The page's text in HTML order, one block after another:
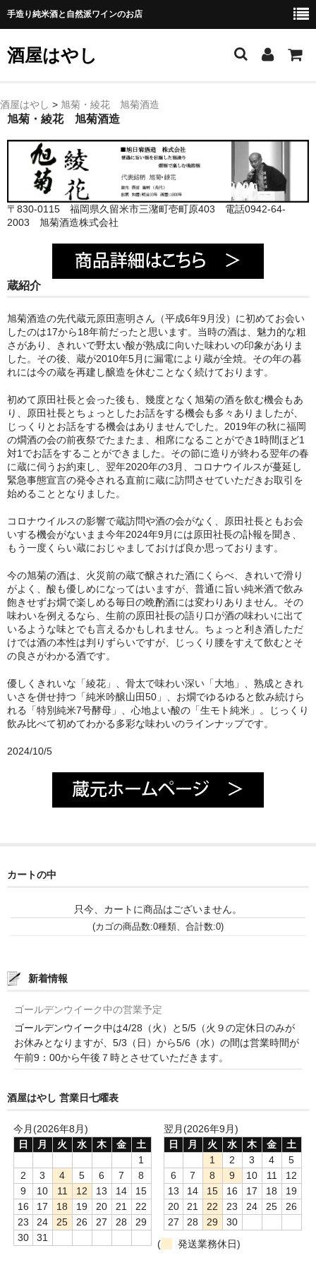
手造り純米酒と自然派ワインのお店
酒屋はやし
ホーム
純 米 酒
よえもん 川村酒造店（岩手県花巻市）
田从･月下の舞 舞鶴酒造（秋田県横手市）
綿屋 金の井酒造（宮城県栗原市）
大七 大七酒造（福島県二本松市）
神亀 神亀酒造（埼玉県蓮田市）
隆・丹沢山 川西屋酒造店（神奈川県足柄上郡）
長珍 長珍酒造（愛知県津島市）
天遊琳・伊勢の白酒 タカハシ酒造（三重県四日市市）
るみ子の酒・英・妙の華 森喜酒造（三重県伊賀市）
大治郎・喜量能 畑酒造（滋賀県東近江市）
秋鹿・奥鹿 秋鹿酒造（大阪府豊能郡能勢町）
睡龍・生もとのどぶ 久保本家酒造（奈良県宇陀市）
竹泉 田治米（兵庫県朝来市）
奥播磨 下村酒造店（兵庫県姫路市安富町）
諏訪泉 諏訪酒造（鳥取県八頭郡智頭町）
悦凱陣 丸尾本店（香川県琴平市）
旭菊・綾花 旭菊酒造（福岡県久留米市）
本 格 焼 酎
小鹿 小鹿酒造（鹿児島県鹿屋市)
鉄輪 瑞鷹（熊本県熊本市）
自 然 派 ワ イ ン
Valerie Frison（ｳﾞｧﾚﾘｰ･ﾌﾘｿﾞﾝ）
France Bourgogone/ﾌﾗﾝｽ･ﾌﾞﾙｺﾞｰﾆｭ
Philippe Jambon（ﾌｨﾘｯﾌﾟ･ｼﾞｬﾝﾎﾞﾝ）
Roblet Monnot（ﾛﾌﾞﾚ･ﾓﾉ）
France Cotes du Rhone /ﾌﾗﾝｽ･ｺｰﾄ･ﾃﾞｭ･ﾛｰﾇ
Les Vignerons d’Estezargues（ｴｽﾃｻﾞﾙｸﾞ協同組合）
酒屋はやし > 旭菊・綾花 旭菊酒造
旭菊・綾花 旭菊酒造
〒830-0115 福岡県久留米市三潴町壱町原403 電話0942-64-
2003 旭菊酒造株式会社
蔵紹介
旭菊酒造の先代蔵元原田憲明さん（平成6年9月没）に初めてお会い
したのは17から18年前だったと思います。当時の酒は、魅力的な粗
さがあり、きれいで野太い酸が熟成に向いた味わいの印象がありま
した。その後、蔵が2010年5月に漏電により蔵が全焼。その年の暮
れには今の蔵を再建し醸造を休むことなく続けております。
初めて原田社長と会った後も、幾度となく旭菊の酒を飲む機会もあ
り、原田社長とちょっとしたお話をする機会も多々ありましたが、
じっくりとお話をする機会はありませんでした。2019年の秋に福岡
の燗酒の会の前夜祭でたまたま、相席になることができ1時間ほど1
対1でお話をすることができました。その節に造りが終わる翌年の春
に蔵に伺うお約束し、翌年2020年の3月、コロナウイルスが蔓延し
緊急事態宣言の発令される直前に蔵に訪問させていただきお取引を
始めることとなりました。
コロナウイルスの影響で蔵訪問や酒の会がなく、原田社長ともお会
いする機会がないまま今年2024年9月には原田社長の訃報を聞き、
もう一度くらい蔵におじゃましておけば良か思っております。
今の旭菊の酒は、火災前の蔵で醸された酒にくらべ、きれいで滑り
がよく、酸も優しめになってはいますが、普通に旨い純米酒で飲み
飽きせずお燗で楽しめる毎日の晩酌酒には変わりありません。その
味わいを例えるなら、生前の原田社長の語り口が酒の味わいに出て
いるような味とでも言えるかもしれません。ちょっと利き酒しただ
けでは酒の本性は判りずらいですが、じっくり腰をすえて飲むとそ
の良さがわかる酒です。
優しくきれいな「綾花」、骨太で味わい深い「大地」、熟成ときれ
いさを併せ持つ「純米吟醸山田50」、お燗でゆるゆると飲み続けら
れる「特別純米7号酵母」、心地よい酸の「生モト純米」。じっくり
飲み比べて初めてわかる多彩な味わいのラインナップです。
2024/10/5
カートの中
只今、カートに商品はございません。
(カゴの商品数:0種類、合計数:0)
新着情報
ゴールデンウイーク中の営業予定
ゴールデンウイーク中は4/28（火）と5/5（火９の定休日のみが
お休みとなりますが、5/3（日）から5/6（水）の間は営業時間が
午前9：00から午後７時とさせていただきます。
酒屋はやし 営業日七曜表
今月(2026年8月)
日
月 火 水 木 金
土
1
2
3 4 5 6 7
8
9
10 11 12 13 14
15
16
17 18 19 20 21
22
23
24 25 26 27 28
29
30
31
翌月(2026年9月)
日
月 火 水 木 金
土
1
2 3 4
5
6
7 8 9 10 11
12
13
14 15 16 17 18
19
20
21 22 23 24 25
26
27
28 29
30
(
発送業務休日)